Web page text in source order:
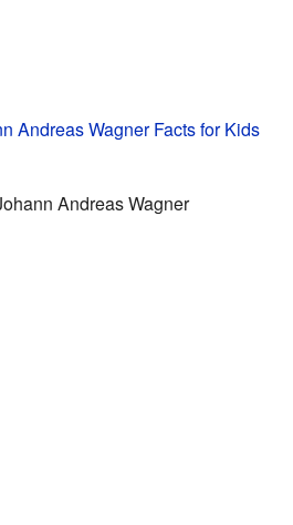
Andreas Wagner Facts for Kids
Andreas Wagner